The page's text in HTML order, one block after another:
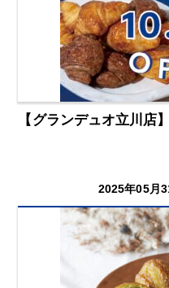
【グランデュオ立川店
2025年05月